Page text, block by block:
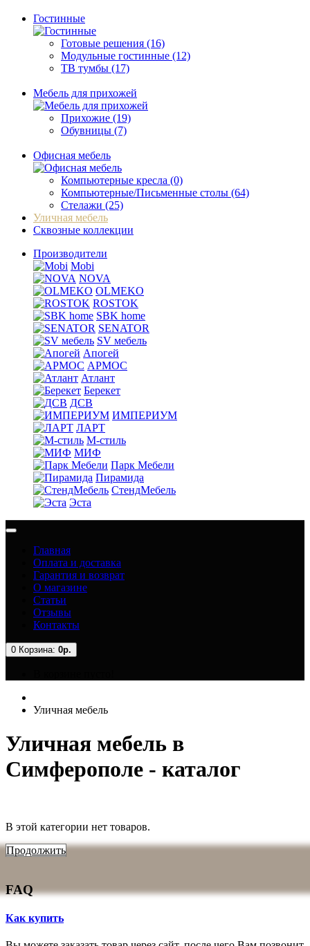
Гостинные
Готовые решения (16)
Модульные гостинные (12)
ТВ тумбы (17)
Мебель для прихожей
Прихожие (19)
Обувницы (7)
Офисная мебель
Компьютерные кресла (0)
Компьютерные/Письменные столы (64)
Стелажи (25)
Уличная мебель
Сквозные коллекции
Производители
Mobi
NOVA
OLMEKO
ROSTOK
SBK home
SENATOR
SV мебель
Апогей
АРМОС
Атлант
Берекет
ДСВ
ИМПЕРИУМ
ЛАРТ
М-стиль
МИФ
Парк Мебели
Пирамида
СтендМебель
Эста
Главная
Оплата и доставка
Гарантия и возврат
О магазине
Статьи
Отзывы
Контакты
0 Корзина: 0р.
Уличная мебель
Уличная мебель в
Симферополе - каталог
В этой категории нет товаров.
Продолжить
FAQ
Как купить